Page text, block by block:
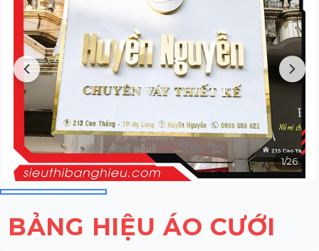
BẢNG HIỆU ÁO CƯỚI
1/26